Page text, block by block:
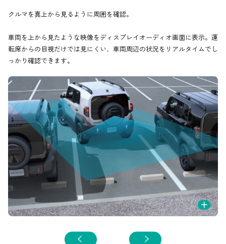
クルマを真上から見るように周囲を確認。
車両を上から見たような映像をディスプレイオーディオ画面に表示。運
転席からの目視だけでは見にくい、車両周辺の状況をリアルタイムでし
っかり確認できます。
+